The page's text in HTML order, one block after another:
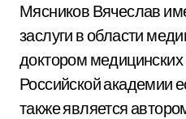
Мясников Вячеслав
заслуги в области
доктором
Российской академии
также является